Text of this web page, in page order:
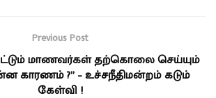
Previous Post
மாணவர்கள் தற்கொலை செய்யும்
காரணம் ?” – உச்சநீதிமன்றம் கடும்
கேள்வி !